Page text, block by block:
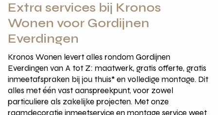
Extra services bij Kronos
Wonen voor Gordijnen
Everdingen
Kronos Wonen levert alles rondom Gordijnen
Everdingen van A tot Z: maatwerk, gratis offerte, gratis
inmeetafspraken bij jou thuis* en volledige montage. Dit
alles met één vast aanspreekpunt, voor zowel
particuliere als zakelijke projecten. Met onze
raamdecoratie inmeetservice en montage service weet